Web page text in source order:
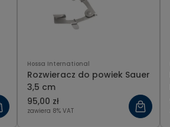
Hossa International
Rozwieracz do powiek Sauer
3,5 cm
95,00 zł
zawiera 8% VAT